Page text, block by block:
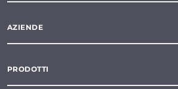
AZIENDE
PRODOTTI